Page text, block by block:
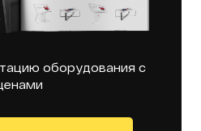
оборудования с